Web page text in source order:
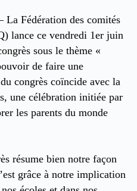
Fédération des comités
lance ce vendredi 1er juin
sous le thème «
de faire une
congrès coïncide avec la
une célébration initiée par
les parents du monde
résume bien notre façon
grâce à notre implication